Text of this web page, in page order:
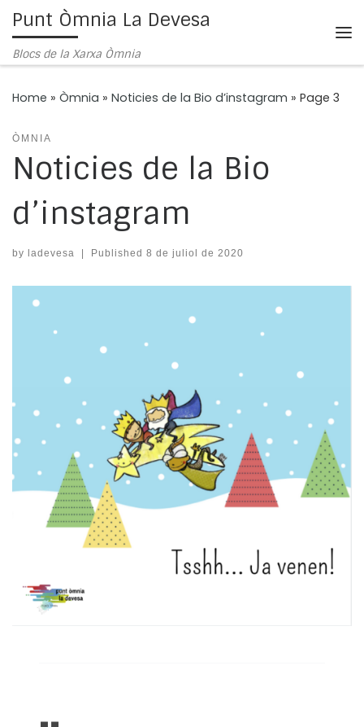
Skip to content
Punt Òmnia La Devesa
Blocs de la Xarxa Òmnia
Home » Òmnia » Noticies de la Bio d’instagram » Page 3
ÒMNIA
Noticies de la Bio
d’instagram
by ladevesa Published 8 de juliol de 2020